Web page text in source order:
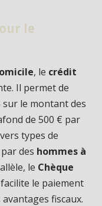
le
, le crédit
Il permet de
sur le montant des
de 500 € par
types de
des hommes à
le Chèque
facilite le paiement
fiscaux.